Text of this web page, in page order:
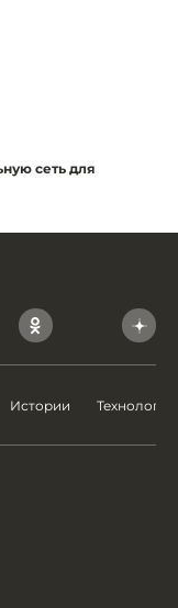
сеть для
Истории Технологии